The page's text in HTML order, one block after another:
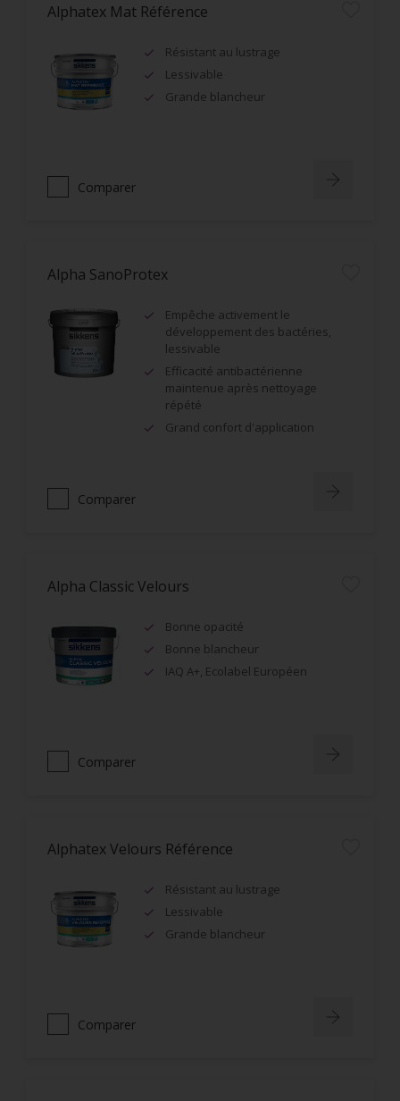
Alphatex Mat Référence
Résistant au lustrage
Lessivable
Grande blancheur
Comparer
Alpha SanoProtex
Empêche activement le
développement des bactéries,
lessivable
Efficacité antibactérienne
maintenue après nettoyage
répété
Grand confort d'application
Comparer
Alpha Classic Velours
Bonne opacité
Bonne blancheur
IAQ A+, Ecolabel Européen
Comparer
Alphatex Velours Référence
Résistant au lustrage
Lessivable
Grande blancheur
Comparer